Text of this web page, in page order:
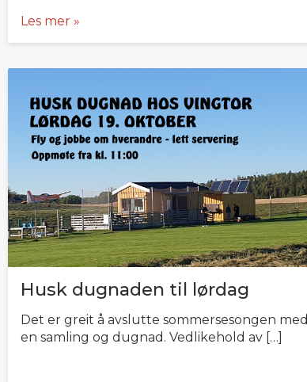
Les mer »
Husk dugnaden til lørdag
Det er greit å avslutte sommersesongen med
en samling og dugnad. Vedlikehold av […]